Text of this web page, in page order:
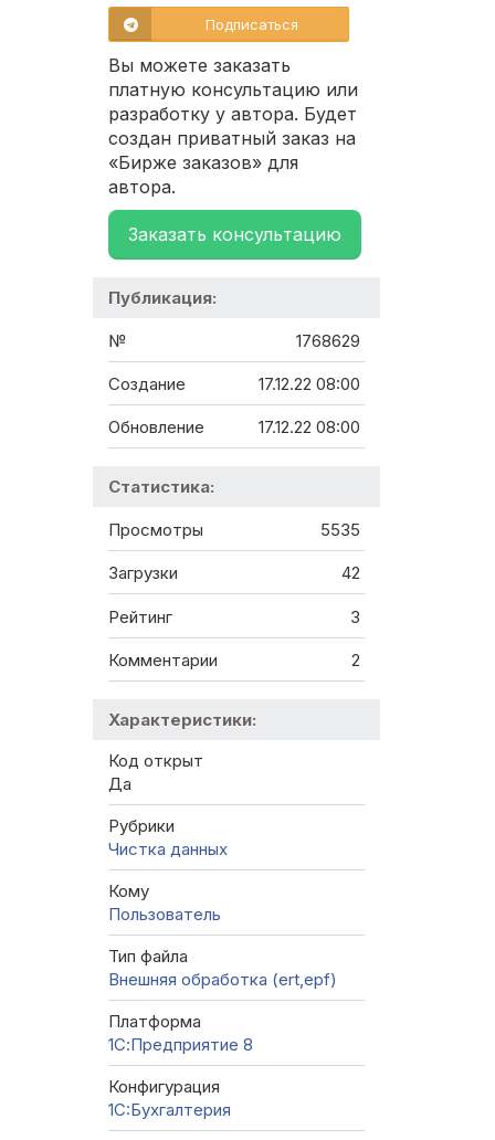
Подписаться
Вы можете заказать
платную консультацию или
разработку у автора. Будет
создан приватный заказ на
«Бирже заказов» для
автора.
Заказать консультацию
Публикация:
№ 1768629
Создание 17.12.22 08:00
Обновление 17.12.22 08:00
Статистика:
Просмотры 5535
Загрузки 42
Рейтинг 3
Комментарии 2
Характеристики:
Код открыт
Да
Рубрики
Чистка данных
Кому
Пользователь
Тип файла
Внешняя обработка (ert,epf)
Платформа
1С:Предприятие 8
Конфигурация
1C:Бухгалтерия